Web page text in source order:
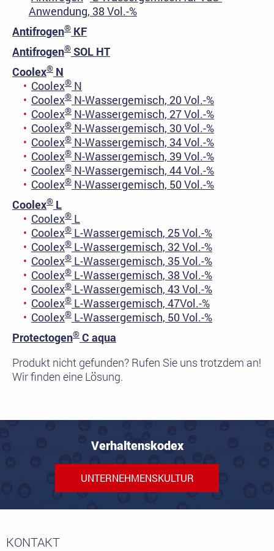
Anwendung, 38 Vol.-%
Antifrogen® KF
Antifrogen® SOL HT
Coolex® N
Coolex® N
Coolex® N-Wassergemisch, 20 Vol.-%
Coolex® N-Wassergemisch, 27 Vol.-%
Coolex® N-Wassergemisch, 30 Vol.-%
Coolex® N-Wassergemisch, 34 Vol.-%
Coolex® N-Wassergemisch, 39 Vol.-%
Coolex® N-Wassergemisch, 44 Vol.-%
Coolex® N-Wassergemisch, 50 Vol.-%
Coolex® L
Coolex® L
Coolex® L-Wassergemisch, 25 Vol.-%
Coolex® L-Wassergemisch, 32 Vol.-%
Coolex® L-Wassergemisch, 35 Vol.-%
Coolex® L-Wassergemisch, 38 Vol.-%
Coolex® L-Wassergemisch, 43 Vol.-%
Coolex® L-Wassergemisch, 47Vol.-%
Coolex® L-Wassergemisch, 50 Vol.-%
Protectogen® C aqua
Produkt nicht gefunden? Rufen Sie uns trotzdem an!
Wir finden eine Lösung.
Verhaltenskodex
UNTERNEHMENSKULTUR
KONTAKT